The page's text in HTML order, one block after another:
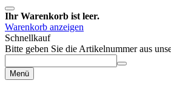
Ihr Warenkorb ist leer.
Warenkorb anzeigen
Schnellkauf
Bitte geben Sie die Artikelnummer aus
Menü